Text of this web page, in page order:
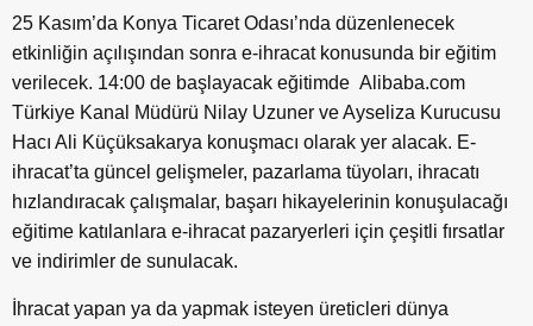
25 Kasım’da Konya Ticaret Odası’nda düzenlenecek
etkinliğin açılışından sonra e-ihracat konusunda bir eğitim
verilecek. 14:00 de başlayacak eğitimde Alibaba.com
Türkiye Kanal Müdürü Nilay Uzuner ve Ayseliza Kurucusu
Hacı Ali Küçüksakarya konuşmacı olarak yer alacak. E-
ihracat’ta güncel gelişmeler, pazarlama tüyoları, ihracatı
hızlandıracak çalışmalar, başarı hikayelerinin konuşulacağı
eğitime katılanlara e-ihracat pazaryerleri için çeşitli fırsatlar
ve indirimler de sunulacak.
İhracat yapan ya da yapmak isteyen üreticleri dünya